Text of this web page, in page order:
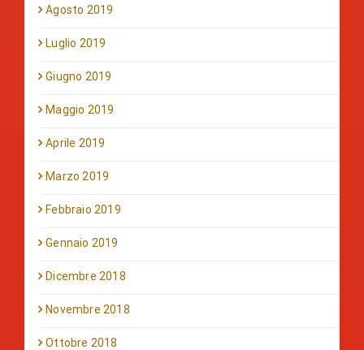
Agosto 2019
Luglio 2019
Giugno 2019
Maggio 2019
Aprile 2019
Marzo 2019
Febbraio 2019
Gennaio 2019
Dicembre 2018
Novembre 2018
Ottobre 2018